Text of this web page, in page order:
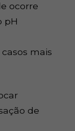
ocorre
pH
mais
de